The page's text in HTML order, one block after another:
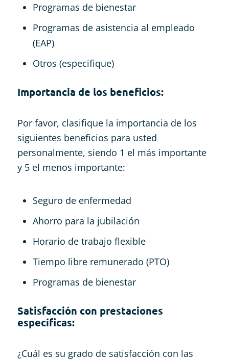
Programas de bienestar
Programas de asistencia al empleado
(EAP)
Otros (especifique)
Importancia de los beneficios:
Por favor, clasifique la importancia de los
siguientes beneficios para usted
personalmente, siendo 1 el más importante
y 5 el menos importante:
Seguro de enfermedad
Ahorro para la jubilación
Horario de trabajo flexible
Tiempo libre remunerado (PTO)
Programas de bienestar
Satisfacción con prestaciones
específicas:
¿Cuál es su grado de satisfacción con las